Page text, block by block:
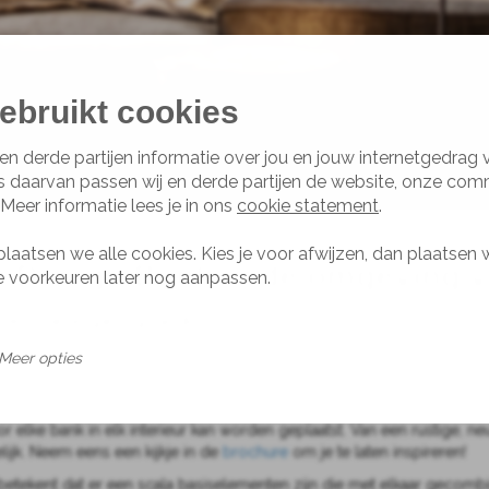
Bank in de omgeving
in de omgeving van Bussum.
een film kijken of bijkletsen met vrienden… Een bank is vaak
met je mee; is er behoefte aan een formele bank met een hoge
het oog wil natuurlijk ook wat. Alle banken zijn ontworpen met
elke bank in elk interieur kan worden geplaatst. Van een rustige,
Neem eens een kijkje in de brochure om je te laten inspireren!
dat er een scala basiselementen zijn die met elkaar
cookies
derde partijen informatie over jou en jouw internetgedrag
daarvan passen wij en derde partijen de website, onze
informatie lees je in ons cookie statement.
we alle cookies. Kies je voor afwijzen, dan plaatsen
voorkeuren later nog aanpassen.
Meer opties